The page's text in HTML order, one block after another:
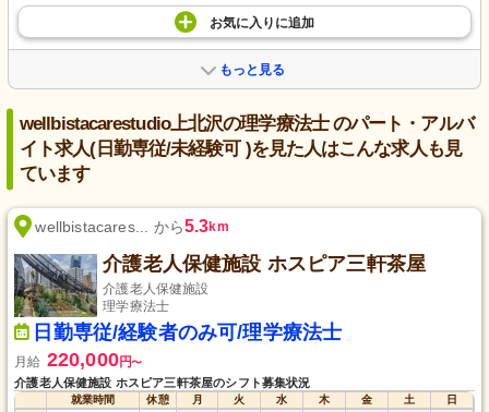
お気に入り に追加
もっと見る
wellbistacarestudio上北沢の理学療法士 のパート・アルバ
イト求人(日勤専従/未経験可 )を見た人はこんな求人も見
ています
wellbistacares... から5.3km
介護老人保健施設 ホスピア三軒茶屋
介護老人保健施設
理学療法士
日勤専従/経験者のみ可/理学療法士
月給 220,000円〜
介護老人保健施設 ホスピア三軒茶屋のシフト募集状況
就業時間 休憩 月 火 水 木 金 土
日